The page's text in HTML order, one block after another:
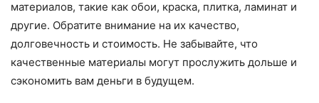
материалов, такие как обои, краска, плитка, ламинат и
другие. Обратите внимание на их качество,
долговечность и стоимость. Не забывайте, что
качественные материалы могут прослужить дольше и
сэкономить вам деньги в будущем.